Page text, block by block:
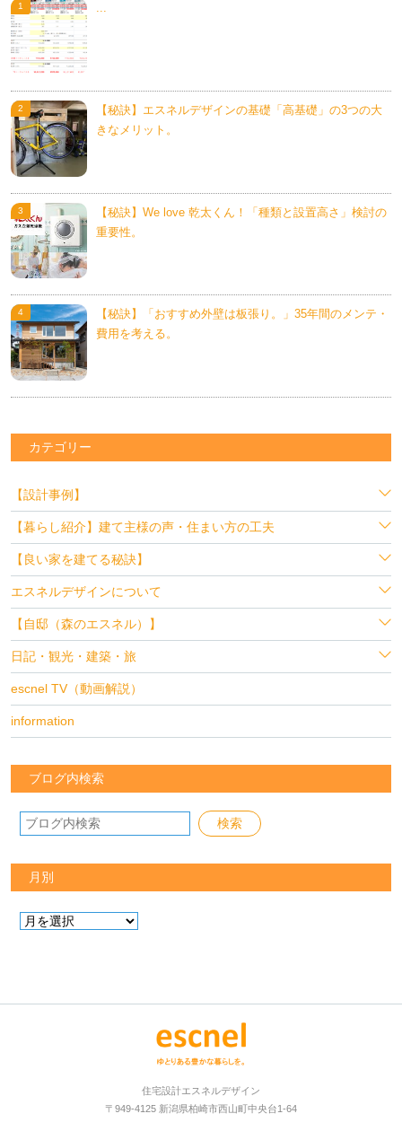
...
【秘訣】エスネルデザインの基礎「高基礎」の3つの大
きなメリット。
【秘訣】We love 乾太くん！「種類と設置高さ」検討の
重要性。
【秘訣】「おすすめ外壁は板張り。」35年間のメンテ・
費用を考える。
カテゴリー
【設計事例】
【暮らし紹介】建て主様の声・住まい方の工夫
【良い家を建てる秘訣】
エスネルデザインについて
【自邸（森のエスネル）】
日記・観光・建築・旅
escnel TV（動画解説）
information
ブログ内検索
月別
住宅設計エスネルデザイン
〒949-4125 新潟県柏崎市西山町中央台1-64